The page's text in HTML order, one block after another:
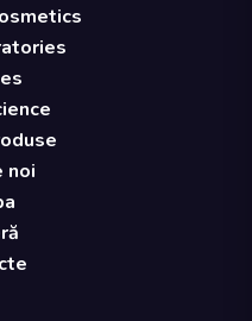
noi